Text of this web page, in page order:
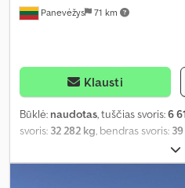
Panevėžys 71 km
Klausti
Būklė: naudotas, tuščias svoris:6
svoris: 32 282 kg, bendras svoris:
09/2020,
krovinių skyriaus plotis:2 480 mm,